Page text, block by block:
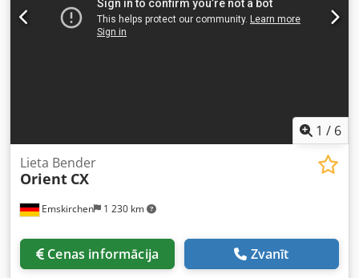
Schmedt PraForm 21-50 presēšanas iekārta Grāmatu prese
ar rievu griezēju. Ražots Schmedt, Vācijā. Iekārta ļoti labā
tehniskā stāvoklī, gatava darbam ražošanā. Tehniskie
1 / 6
Emskirchen 1 230 km
Lieta Bender
Orient CX
Cenas informācija Zvanīt